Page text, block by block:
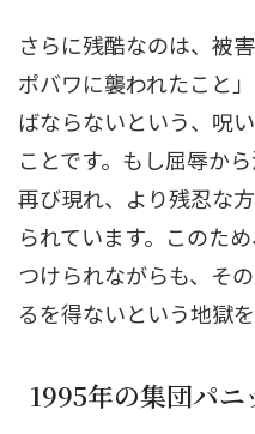
さらに残酷なのは、被
ポバワに襲われたこと
ばならないという、呪
ことです。もし屈辱か
再び現れ、より残忍な
られています。このた
つけられながらも、そ
るを得ないという地獄
1995年の集団パニ